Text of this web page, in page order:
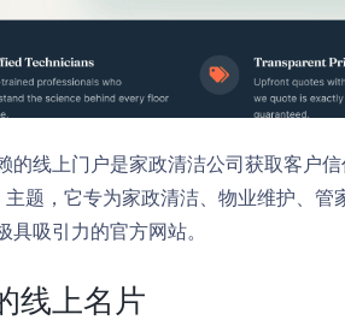
线上门户是家政清洁公司获取客户
题，它专为家政清洁、物业维护、管
吸引力的官方网站。
线上名片